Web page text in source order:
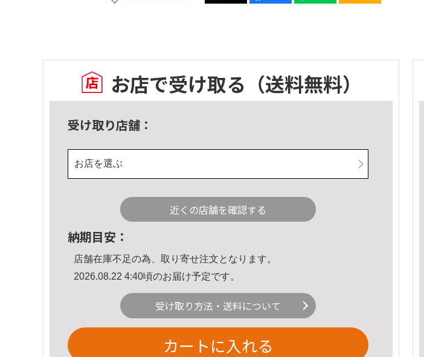
お店で受け取る （送料無料）
受け取り店舗：
お店を選ぶ
近くの店舗を確認する
納期目安：
店舗在庫不足の為、取り寄せ注文となります。
2026.08.22 4:40頃のお届け予定です。
受け取り方法・送料について
カートに入れる